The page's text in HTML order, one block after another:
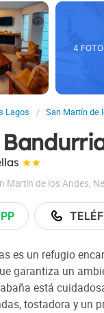
4
Lagos San Martín de
Martín de los Andes,
es un refugio
garantiza un
está
tostadora y un